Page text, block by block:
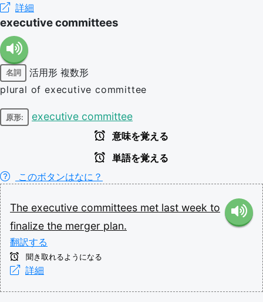
詳細
executive committees
名詞 活用形 複数形
plural of executive committee
原形: executive committee
意味を覚える
単語を覚える
このボタンはなに？
The executive committees met last week to
finalize the merger plan.
翻訳する
聞き取れるようになる
詳細